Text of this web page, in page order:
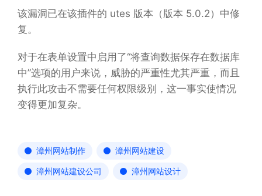
该漏洞已在该插件的 utes 版本（版本 5.0.2）中修
复。
对于在表单设置中启用了“将查询数据保存在数据库
中”选项的用户来说，威胁的严重性尤其严重，而且
执行此攻击不需要任何权限级别，这一事实使情况
变得更加复杂。
漳州网站制作 漳州网站建设
漳州网站建设公司 漳州网站设计